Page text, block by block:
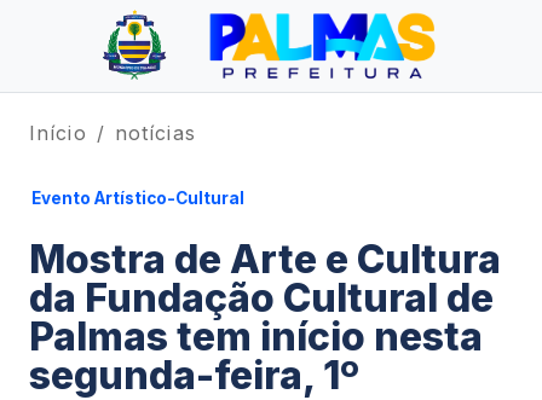
Início notícias
Evento Artístico-Cultural
Mostra de Arte e Cultura
da Fundação Cultural de
Palmas tem início nesta
segunda-feira, 1º